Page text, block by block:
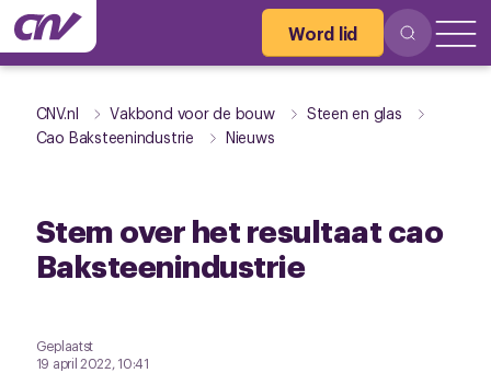
Word lid
CNV.nl Vakbond voor de bouw
Steen en glas
Cao Baksteenindustrie
Nieuws
Stem over het resultaat cao
Baksteenindustrie
Geplaatst
19 april 2022, 10:41